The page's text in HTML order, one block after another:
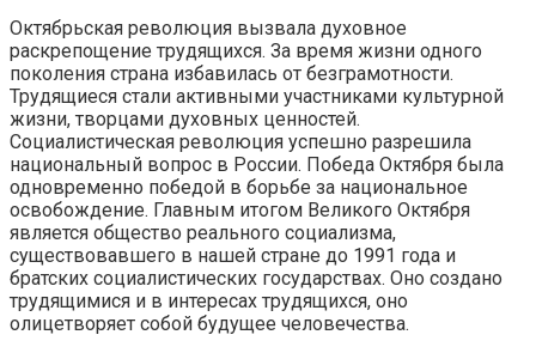
Октябрьская революция вызвала духовное
раскрепощение трудящихся. За время жизни одного
поколения страна избавилась от безграмотности.
Трудящиеся стали активными участниками культурной
жизни, творцами духовных ценностей.
Социалистическая революция успешно разрешила
национальный вопрос в России. Победа Октября была
одновременно победой в борьбе за национальное
освобождение. Главным итогом Великого Октября
является общество реального социализма,
существовавшего в нашей стране до 1991 года и
братских социалистических государствах. Оно создано
трудящимися и в интересах трудящихся, оно
олицетворяет собой будущее человечества.